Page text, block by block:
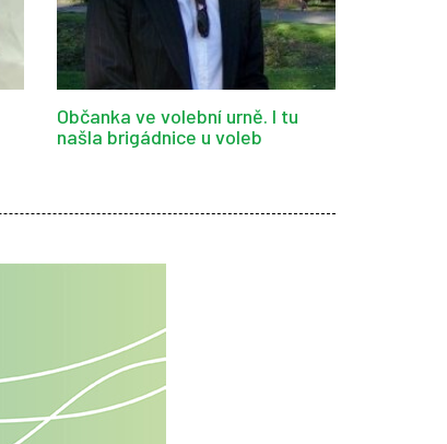
Občanka ve volební urně. I tu
našla brigádnice u voleb